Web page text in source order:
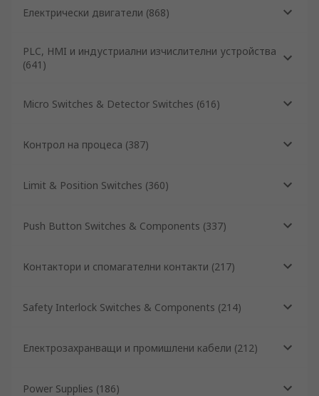
Електрически двигатели (868)
PLC, HMI и индустриални изчислителни устройства
(641 )
Micro Switches & Detector Switches (616)
Контрол на процеса (387)
Limit & Position Switches (360)
Push Button Switches & Components (337)
Контактори и спомагателни контакти (217)
Safety Interlock Switches & Components (214)
Електрозахранващи и промишлени кабели (212)
Power Supplies (186)